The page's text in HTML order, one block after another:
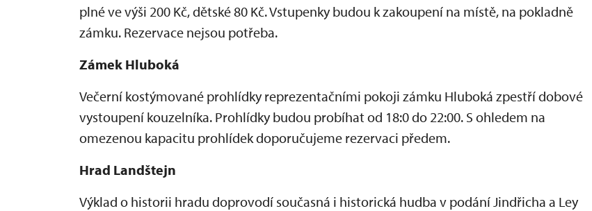
plné ve výši 200 Kč, dětské 80 Kč. Vstupenky budou k zakoupení na místě, na pokladně
zámku. Rezervace nejsou potřeba.
Zámek Hluboká
Večerní kostýmované prohlídky reprezentačními pokoji zámku Hluboká zpestří dobové
vystoupení kouzelníka. Prohlídky budou probíhat od 18:0 do 22:00. S ohledem na
omezenou kapacitu prohlídek doporučujeme rezervaci předem.
Hrad Landštejn
Výklad o historii hradu doprovodí současná i historická hudba v podání Jindřicha a Ley